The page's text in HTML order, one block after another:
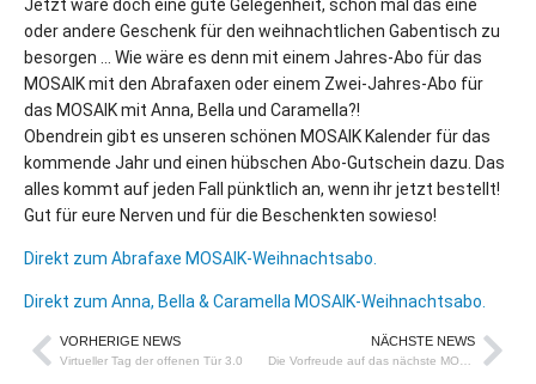
Jetzt wäre doch eine gute Gelegenheit, schon mal das eine
oder andere Geschenk für den weihnachtlichen Gabentisch zu
besorgen … Wie wäre es denn mit einem Jahres-Abo für das
MOSAIK mit den Abrafaxen oder einem Zwei-Jahres-Abo für
das MOSAIK mit Anna, Bella und Caramella?!
Obendrein gibt es unseren schönen MOSAIK Kalender für das
kommende Jahr und einen hübschen Abo-Gutschein dazu. Das
alles kommt auf jeden Fall pünktlich an, wenn ihr jetzt bestellt!
Gut für eure Nerven und für die Beschenkten sowieso!
Direkt zum Abrafaxe MOSAIK-Weihnachtsabo.
Direkt zum Anna, Bella & Caramella MOSAIK-Weihnachtsabo.
VORHERIGE NEWS
Virtueller Tag der offenen Tür 3.0
NÄCHSTE NEWS